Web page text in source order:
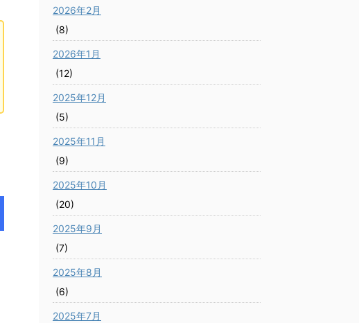
2026年2月
(8)
2026年1月
(12)
2025年12月
(5)
2025年11月
(9)
2025年10月
(20)
2025年9月
(7)
2025年8月
(6)
2025年7月